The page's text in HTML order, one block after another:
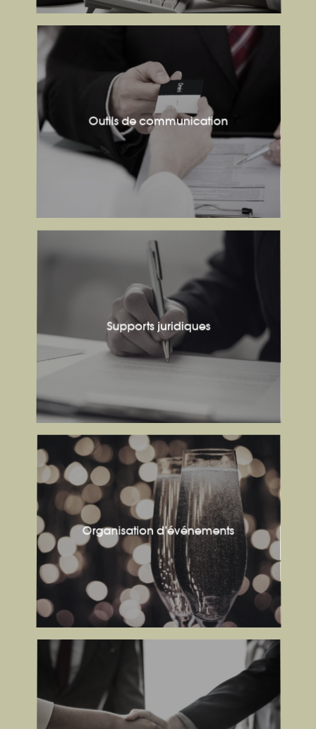
Outils de communication
Supports juridiques
Organisation d’événements